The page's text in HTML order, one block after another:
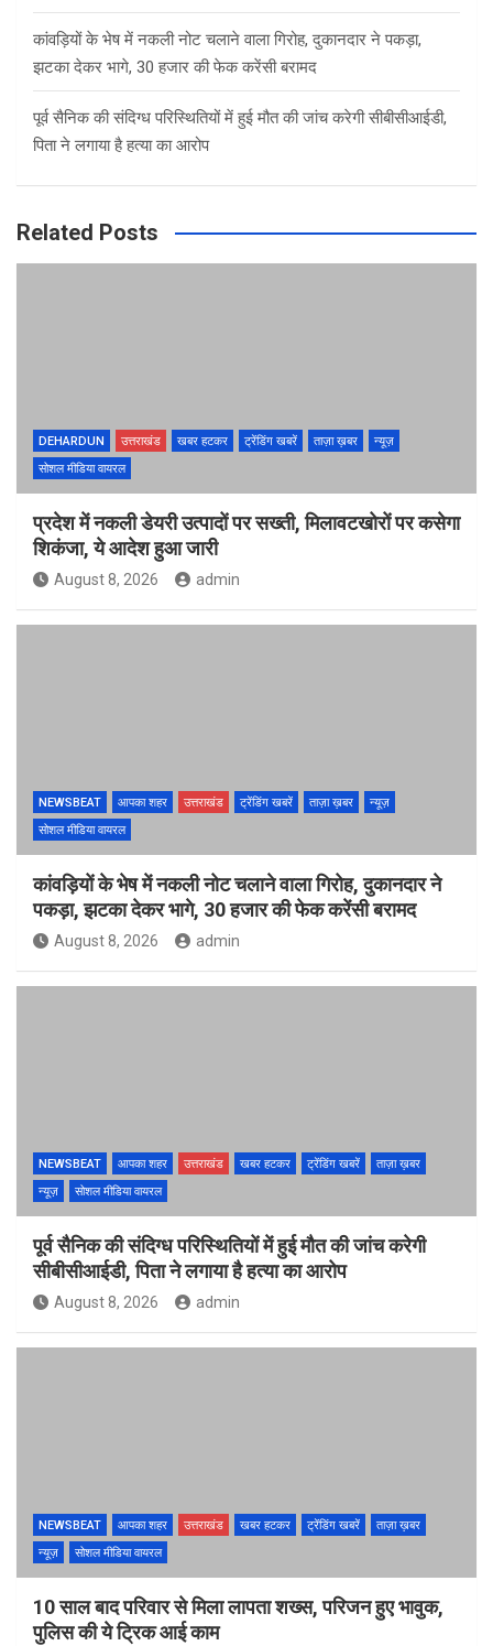
कांवड़ियों के भेष में नकली नोट चलाने वाला गिरोह, दुकानदार ने पकड़ा,
झटका देकर भागे, 30 हजार की फेक करेंसी बरामद
पूर्व सैनिक की संदिग्ध परिस्थितियों में हुई मौत की जांच करेगी सीबीसीआईडी,
पिता ने लगाया है हत्या का आरोप
Related Posts
DEHARDUN उत्तराखंड खबर हटकर ट्रेंडिंग खबरें ताज़ा ख़बर
न्यूज़
सोशल मीडिया वायरल
प्रदेश में नकली डेयरी उत्पादों पर सख्ती, मिलावटखोरों पर कसेगा
शिकंजा, ये आदेश हुआ जारी
August 8, 2026 admin
NEWSBEAT आपका शहर उत्तराखंड ट्रेंडिंग खबरें ताज़ा ख़बर
न्यूज़
सोशल मीडिया वायरल
कांवड़ियों के भेष में नकली नोट चलाने वाला गिरोह, दुकानदार ने
पकड़ा, झटका देकर भागे, 30 हजार की फेक करेंसी बरामद
August 8, 2026 admin
NEWSBEAT आपका शहर उत्तराखंड खबर हटकर ट्रेंडिंग खबरें
ताज़ा ख़बर
न्यूज़
सोशल मीडिया वायरल
पूर्व सैनिक की संदिग्ध परिस्थितियों में हुई मौत की जांच करेगी
सीबीसीआईडी, पिता ने लगाया है हत्या का आरोप
August 8, 2026 admin
NEWSBEAT आपका शहर उत्तराखंड खबर हटकर ट्रेंडिंग खबरें
ताज़ा ख़बर
न्यूज़
सोशल मीडिया वायरल
10 साल बाद परिवार से मिला लापता शख्स, परिजन हुए भावुक,
पुलिस की ये ट्रिक आई काम